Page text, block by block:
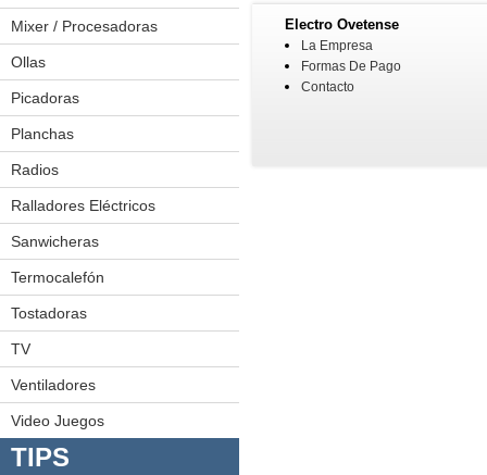
Freidoras
Hamburguesera
Licuadoras
Mixer / Procesadoras
Ollas
Juego De Ollas
Ollas A Presión
Picadoras
Planchas
Radios
Ralladores Eléctricos
Sanwicheras
Termocalefón
Tostadoras
TV
Ventiladores
Video Juegos
TIPS
Electro Ovetense
La Empresa
Formas De Pago
Contacto